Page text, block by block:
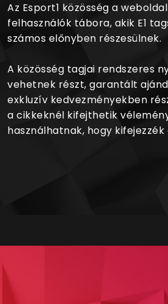
Az Esport1 közösség a
felhasználók tábora, akik E1
számos előnyben részesülnek.
A közösség tagjai rendszeres
vehetnek részt, garantált
exkluzív kedvezményekben
a cikkeknél kifejthetik
használhatnak, hogy